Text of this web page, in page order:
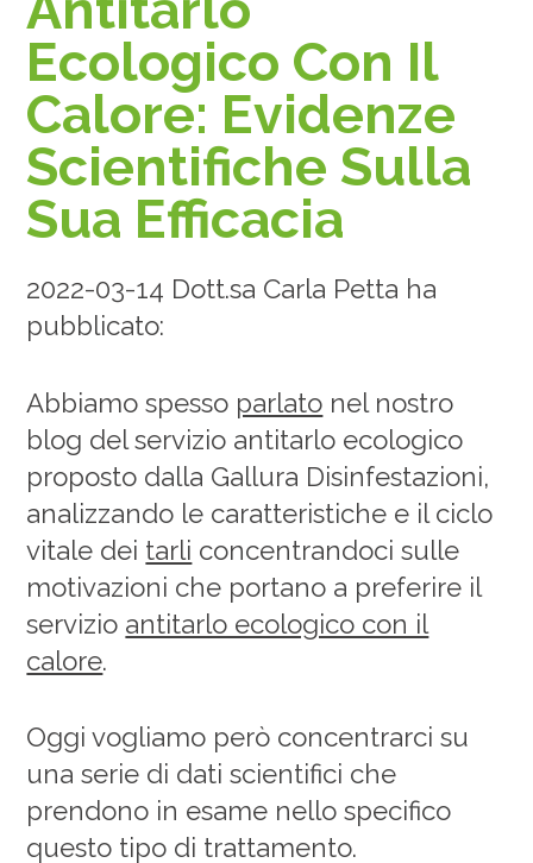
Ecologico Con Il
Calore: Evidenze
Scientifiche Sulla
Sua Efficacia
2022-03-14 Dott.sa Carla Petta ha
pubblicato:
Abbiamo spesso parlato nel nostro
blog del servizio antitarlo ecologico
proposto dalla Gallura Disinfestazioni,
analizzando le caratteristiche e il ciclo
vitale dei tarli concentrandoci sulle
motivazioni che portano a preferire il
servizio antitarlo ecologico con il
calore.
Oggi vogliamo però concentrarci su
una serie di dati scientifici che
prendono in esame nello specifico
questo tipo di trattamento.